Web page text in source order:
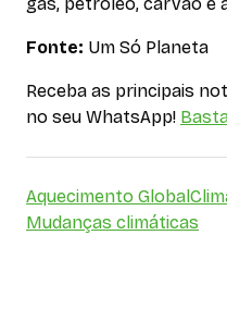
Fonte: Um Só Planeta
Receba as principais
no seu WhatsApp!
Aquecimento Global
Mudanças climáticas